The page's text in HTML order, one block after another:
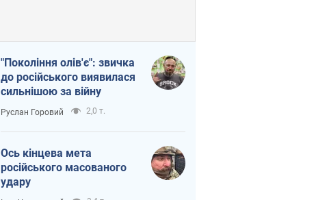
"Покоління олів'є": звичка
до російського виявилася
сильнішою за війну
Руслан Горовий 2,0 т.
Ось кінцева мета
російського масованого
удару